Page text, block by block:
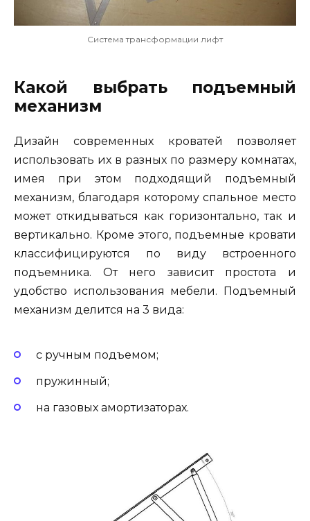
Система трансформации лифт
Какой выбрать подъемный
механизм
Дизайн современных кроватей позволяет
использовать их в разных по размеру комнатах,
имея при этом подходящий подъемный
механизм, благодаря которому спальное место
может откидываться как горизонтально, так и
вертикально. Кроме этого, подъемные кровати
классифицируются по виду встроенного
подъемника. От него зависит простота и
удобство использования мебели. Подъемный
механизм делится на 3 вида:
с ручным подъемом;
пружинный;
на газовых амортизаторах.